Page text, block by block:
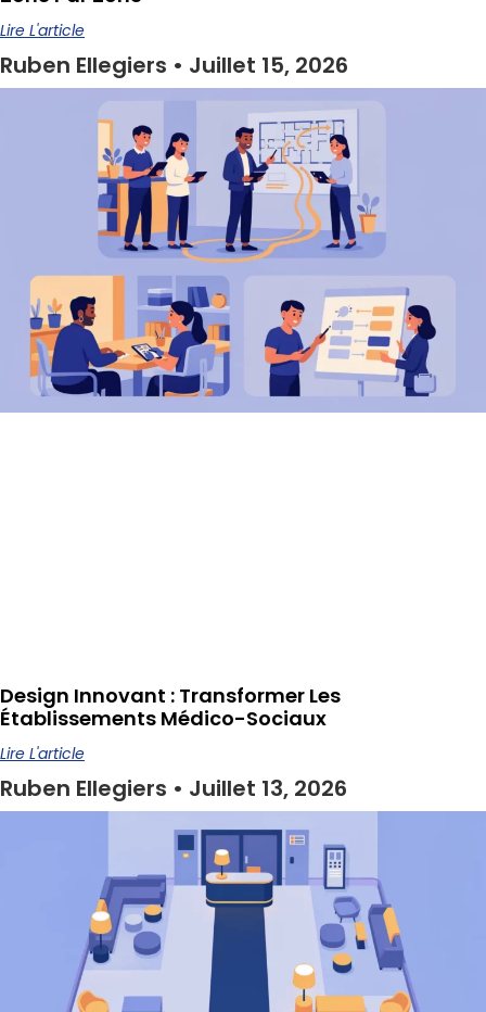
Lire L'article
Ruben Ellegiers Juillet 15, 2026
Design Innovant : Transformer Les
Établissements Médico-Sociaux
Lire L'article
Ruben Ellegiers Juillet 13, 2026